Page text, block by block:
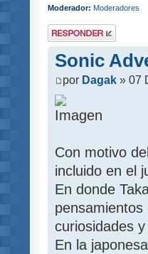
Moderador: Moderadores
Publicar una
respuesta
Sonic
por Dagak » 07
Con motivo
incluido en el
En donde
curiosidades
En la